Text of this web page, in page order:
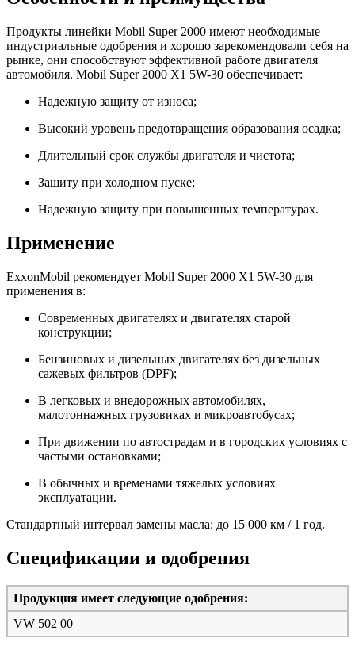
Продукты линейки Mobil Super 2000 имеют необходимые
индустриальные одобрения и хорошо зарекомендовали себя на
рынке, они способствуют эффективной работе двигателя
автомобиля. Mobil Super 2000 X1 5W-30 обеспечивает:
Надежную защиту от износа;
Высокий уровень предотвращения образования осадка;
Длительный срок службы двигателя и чистота;
Защиту при холодном пуске;
Надежную защиту при повышенных температурах.
Применение
ExxonMobil рекомендует Mobil Super 2000 X1 5W-30 для
применения в:
Современных двигателях и двигателях старой
конструкции;
Бензиновых и дизельных двигателях без дизельных
сажевых фильтров (DPF);
В легковых и внедорожных автомобилях,
малотоннажных грузовиках и микроавтобусах;
При движении по автострадам и в городских условиях с
частыми остановками;
В обычных и временами тяжелых условиях
эксплуатации.
Стандартный интервал замены масла: до 15 000 км / 1 год.
Спецификации и одобрения
Продукция имеет следующие одобрения:
VW 502 00